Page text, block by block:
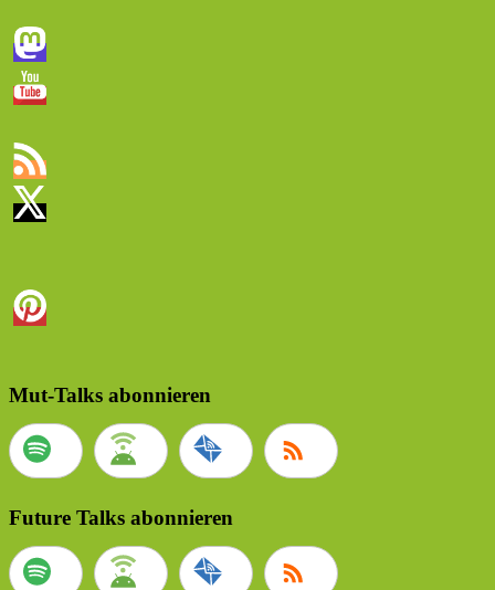
Mut-Talks abonnieren
Future Talks abonnieren